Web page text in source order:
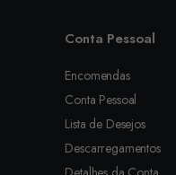
Conta Pessoal
Encomendas
Conta Pessoal
Lista de Desejos
Descarregamentos